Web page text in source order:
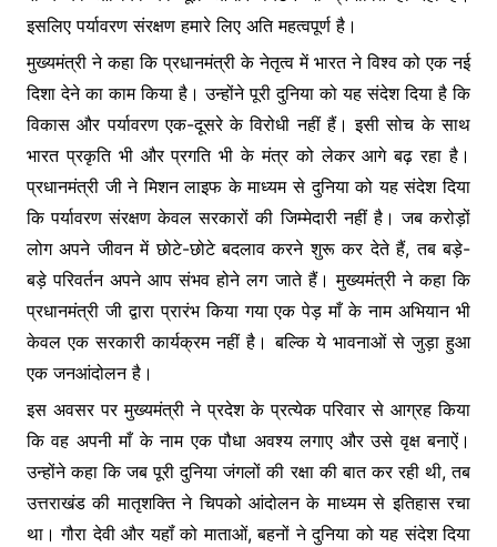
इसलिए पर्यावरण संरक्षण हमारे लिए अति महत्वपूर्ण है।
मुख्यमंत्री ने कहा कि प्रधानमंत्री के नेतृत्व में भारत ने विश्व को एक नई
दिशा देने का काम किया है। उन्होंने पूरी दुनिया को यह संदेश दिया है कि
विकास और पर्यावरण एक-दूसरे के विरोधी नहीं हैं। इसी सोच के साथ
भारत प्रकृति भी और प्रगति भी के मंत्र को लेकर आगे बढ़ रहा है।
प्रधानमंत्री जी ने मिशन लाइफ के माध्यम से दुनिया को यह संदेश दिया
कि पर्यावरण संरक्षण केवल सरकारों की जिम्मेदारी नहीं है। जब करोड़ों
लोग अपने जीवन में छोटे-छोटे बदलाव करने शुरू कर देते हैं, तब बड़े-
बड़े परिवर्तन अपने आप संभव होने लग जाते हैं। मुख्यमंत्री ने कहा कि
प्रधानमंत्री जी द्वारा प्रारंभ किया गया एक पेड़ माँ के नाम अभियान भी
केवल एक सरकारी कार्यक्रम नहीं है। बल्कि ये भावनाओं से जुड़ा हुआ
एक जनआंदोलन है।
इस अवसर पर मुख्यमंत्री ने प्रदेश के प्रत्येक परिवार से आग्रह किया
कि वह अपनी माँ के नाम एक पौधा अवश्य लगाए और उसे वृक्ष बनाऐं।
उन्होंने कहा कि जब पूरी दुनिया जंगलों की रक्षा की बात कर रही थी, तब
उत्तराखंड की मातृशक्ति ने चिपको आंदोलन के माध्यम से इतिहास रचा
था। गौरा देवी और यहॉं को माताओं, बहनों ने दुनिया को यह संदेश दिया